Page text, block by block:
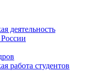
деятельность
работа студентов